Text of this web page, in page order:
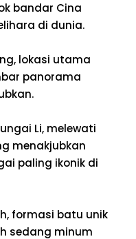
bandar Cina
di dunia.
lokasi utama
panorama
Li, melewati
menakjubkan
paling ikonik di
formasi batu unik
sedang minum